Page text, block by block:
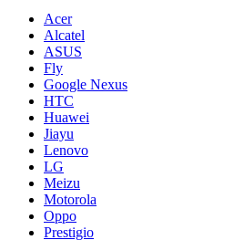
Acer
Alcatel
ASUS
Fly
Google Nexus
HTC
Huawei
Jiayu
Lenovo
LG
Meizu
Motorola
Oppo
Prestigio